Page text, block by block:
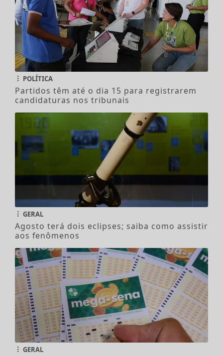
POLÍTICA
Partidos têm até o dia 15 para registrarem
candidaturas nos tribunais
GERAL
Agosto terá dois eclipses; saiba como assistir
aos fenômenos
GERAL